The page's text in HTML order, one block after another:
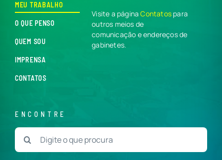
MEU TRABALHO
O QUE PENSO
QUEM SOU
IMPRENSA
CONTATOS
Visite a páginaContatos para
outros meios de
comunicação e endereços de
gabinetes.
ENCONTRE
Buscar
resultados